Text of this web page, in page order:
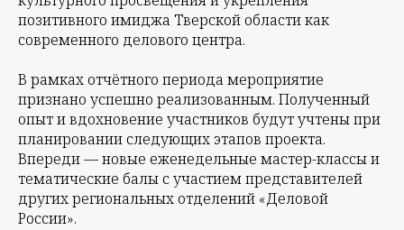
позитивного имиджа Тверской области как
современного делового центра.
В рамках отчётного периода мероприятие
признано успешно реализованным. Полученный
опыт и вдохновение участников будут учтены при
планировании следующих этапов проекта.
Впереди — новые еженедельные мастер-классы и
тематические балы с участием представителей
других региональных отделений «Деловой
России».